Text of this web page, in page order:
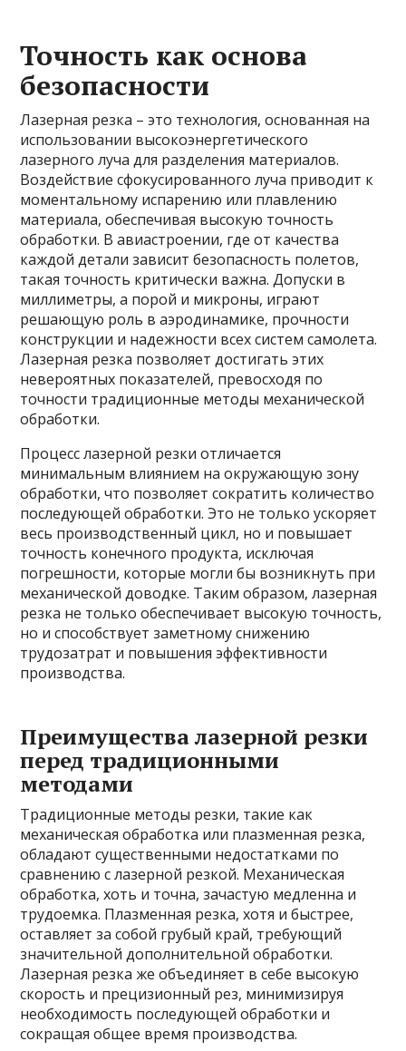
Точность как основа
безопасности
Лазерная резка – это технология, основанная на
использовании высокоэнергетического
лазерного луча для разделения материалов.
Воздействие сфокусированного луча приводит к
моментальному испарению или плавлению
материала, обеспечивая высокую точность
обработки. В авиастроении, где от качества
каждой детали зависит безопасность полетов,
такая точность критически важна. Допуски в
миллиметры, а порой и микроны, играют
решающую роль в аэродинамике, прочности
конструкции и надежности всех систем самолета.
Лазерная резка позволяет достигать этих
невероятных показателей, превосходя по
точности традиционные методы механической
обработки.
Процесс лазерной резки отличается
минимальным влиянием на окружающую зону
обработки, что позволяет сократить количество
последующей обработки. Это не только ускоряет
весь производственный цикл, но и повышает
точность конечного продукта, исключая
погрешности, которые могли бы возникнуть при
механической доводке. Таким образом, лазерная
резка не только обеспечивает высокую точность,
но и способствует заметному снижению
трудозатрат и повышения эффективности
производства.
Преимущества лазерной резки
перед традиционными
методами
Традиционные методы резки, такие как
механическая обработка или плазменная резка,
обладают существенными недостатками по
сравнению с лазерной резкой. Механическая
обработка, хоть и точна, зачастую медленна и
трудоемка. Плазменная резка, хотя и быстрее,
оставляет за собой грубый край, требующий
значительной дополнительной обработки.
Лазерная резка же объединяет в себе высокую
скорость и прецизионный рез, минимизируя
необходимость последующей обработки и
сокращая общее время производства.